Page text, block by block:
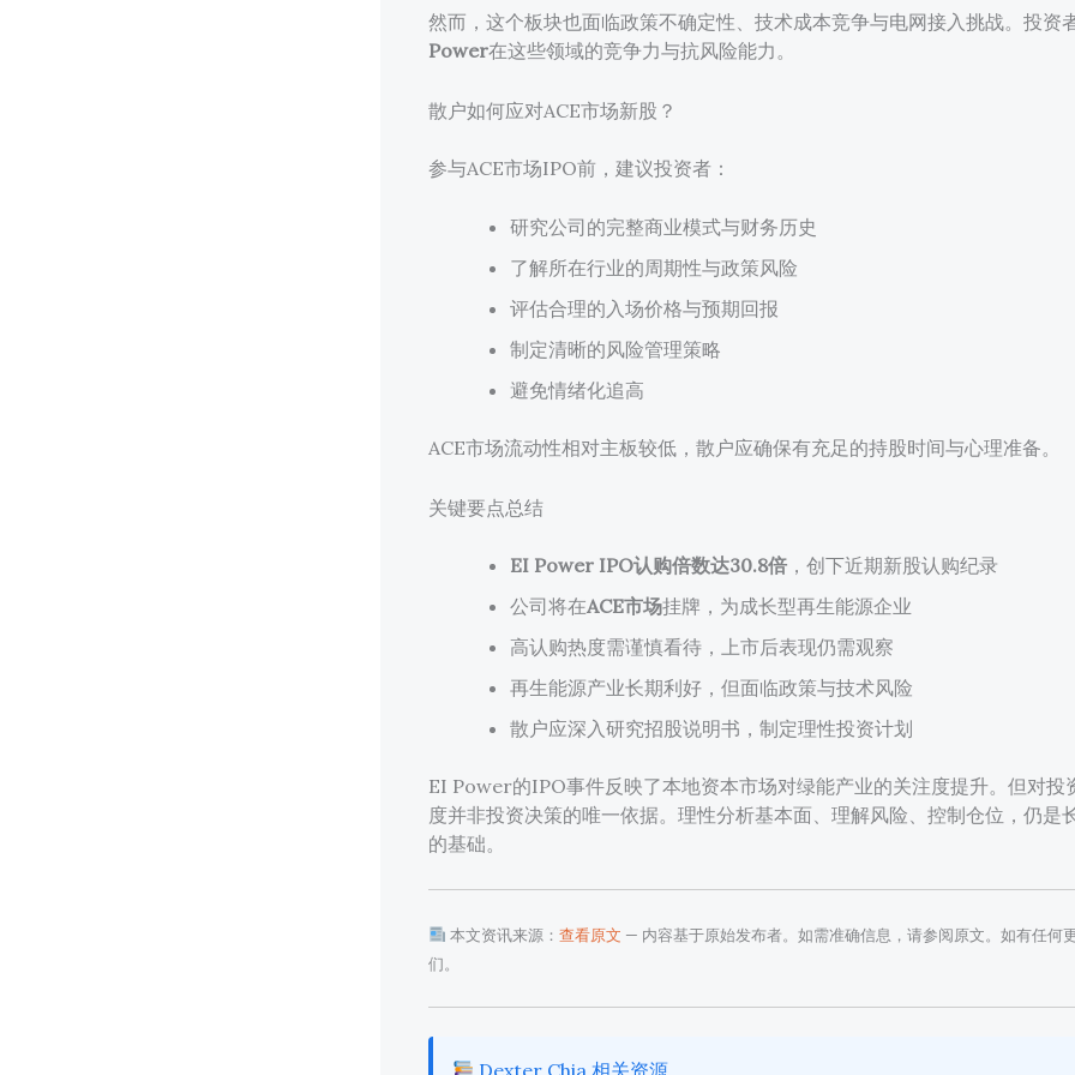
然而，这个板块也面临政策不确定性、技术成本竞争与电网接入挑战。投资
Power在这些领域的竞争力与抗风险能力。
散户如何应对ACE市场新股？
参与ACE市场IPO前，建议投资者：
研究公司的完整商业模式与财务历史
了解所在行业的周期性与政策风险
评估合理的入场价格与预期回报
制定清晰的风险管理策略
避免情绪化追高
ACE市场流动性相对主板较低，散户应确保有充足的持股时间与心理准备。
关键要点总结
EI Power IPO认购倍数达30.8倍 ，创下近期新股认购纪录
公司将在ACE市场挂牌，为成长型再生能源企业
高认购热度需谨慎看待，上市后表现仍需观察
再生能源产业长期利好，但面临政策与技术风险
散户应深入研究招股说明书，制定理性投资计划
EI Power的IPO事件反映了本地资本市场对绿能产业的关注度提升。但对投
度并非投资决策的唯一依据。理性分析基本面、理解风险、控制仓位，仍是
的基础。
本文资讯来源： 查看原文 — 内容基于原始发布者。如需准确信息，请参阅原文。如有任何
们。